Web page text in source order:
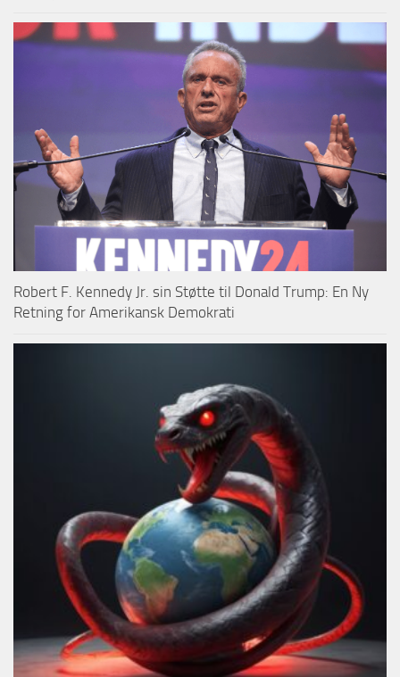
Robert F. Kennedy Jr. sin Støtte til Donald Trump: En Ny
Retning for Amerikansk Demokrati